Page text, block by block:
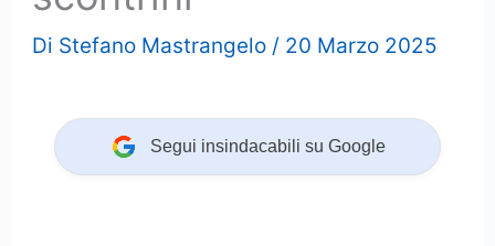
Di Stefano Mastrangelo / 20 Marzo 2025
Segui insindacabili su Google